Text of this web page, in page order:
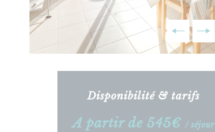
Disponibilité & tarifs
A partir de 545€ / séjour